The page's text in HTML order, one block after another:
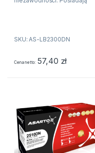
producenta drukarki. Oznacza
pozwalają na...
SKU: AS-LB2300DN
Cena netto 57,40 zł